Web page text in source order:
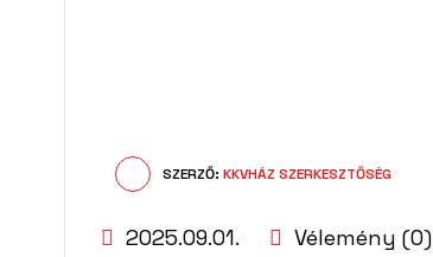
SZERZŐ: KKVHÁZ SZERKESZTŐSÉG
2025.09.01. Vélemény (0)